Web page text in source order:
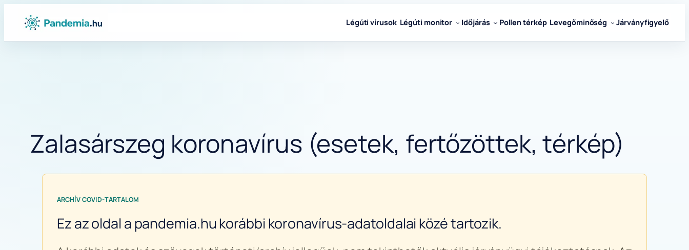
Ugrás
tartalomhoz
Légúti vírusok Légúti monitor Időjárás Pollen térkép Levegőminőség Járványfigyelő
Zalasárszeg koronavírus (esetek, fertőzöttek, térkép)
ARCHÍV COVID-TARTALOM
Ez az oldal a pandemia.hu korábbi koronavírus-adatoldalai közé tartozik.